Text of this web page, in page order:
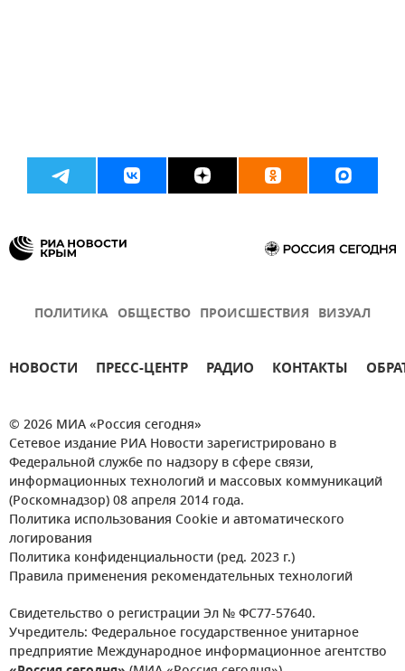
ПОЛИТИКА ОБЩЕСТВО ПРОИСШЕСТВИЯ ВИЗУАЛ
НОВОСТИ ПРЕСС-ЦЕНТР РАДИО КОНТАКТЫ
© 2026 МИА «Россия сегодня»
Сетевое издание РИА Новости зарегистрировано в
Федеральной службе по надзору в сфере связи,
информационных технологий и массовых коммуникаций
(Роскомнадзор) 08 апреля 2014 года.
Политика использования Cookie и автоматического
логирования
Политика конфиденциальности (ред. 2023 г.)
Правила применения рекомендательных технологий
Свидетельство о регистрации Эл № ФС77-57640.
Учредитель: Федеральное государственное унитарное
предприятие Международное информационное агентство